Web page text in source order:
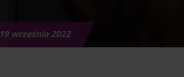
19 września 2022